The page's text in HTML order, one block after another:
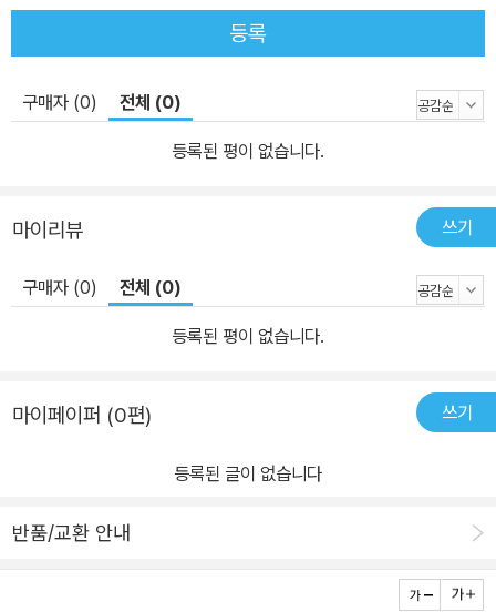
등록
구매자 (0) 전체 (0)
등록된 평이 없습니다.
마이리뷰 쓰기
구매자 (0) 전체 (0)
등록된 평이 없습니다.
마이페이퍼 (0편) 쓰기
등록된 글이 없습니다
반품/교환 안내